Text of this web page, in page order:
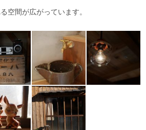
空間が広がっています。